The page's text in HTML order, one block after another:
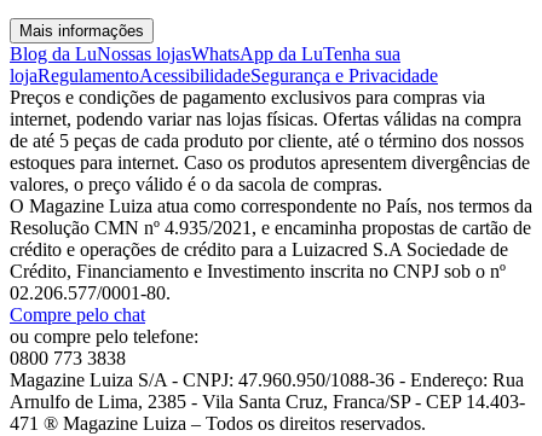
Mais informações
Blog da LuNossas lojasWhatsApp da LuTenha sua
lojaRegulamentoAcessibilidadeSegurança e Privacidade
Preços e condições de pagamento exclusivos para compras via
internet, podendo variar nas lojas físicas. Ofertas válidas na compra
de até 5 peças de cada produto por cliente, até o término dos nossos
estoques para internet. Caso os produtos apresentem divergências de
valores, o preço válido é o da sacola de compras.
O Magazine Luiza atua como correspondente no País, nos termos da
Resolução CMN nº 4.935/2021, e encaminha propostas de cartão de
crédito e operações de crédito para a Luizacred S.A Sociedade de
Crédito, Financiamento e Investimento inscrita no CNPJ sob o nº
02.206.577/0001-80.
Compre pelo chat
ou compre pelo telefone:
0800 773 3838
Magazine Luiza S/A - CNPJ: 47.960.950/1088-36 - Endereço: Rua
Arnulfo de Lima, 2385 - Vila Santa Cruz, Franca/SP - CEP 14.403-
471 ® Magazine Luiza – Todos os direitos reservados.